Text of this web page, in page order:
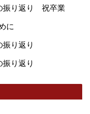
振り返り 祝卒業
に
り返り
り返り